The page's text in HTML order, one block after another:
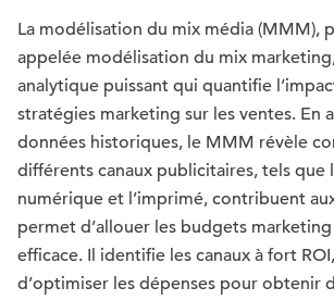
La modélisation du mix média (MMM),
appelée modélisation du mix
analytique puissant qui quantifie
stratégies marketing sur les ventes. En
données historiques, le MMM révèle
différents canaux publicitaires, tels que
numérique et l’imprimé, contribuent
permet d’allouer les budgets
efficace. Il identifie les canaux à fort
d’optimiser les dépenses pour obtenir